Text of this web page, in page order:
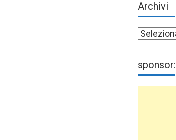
Archivi
Archivi
sponsor: